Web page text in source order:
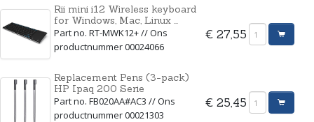
Rii mini i12 Wireless keyboard
for Windows, Mac, Linux ...
Part no. RT-MWK12+ // Ons
productnummer 00024066
€ 27,55
Replacement Pens (3-pack)
HP Ipaq 200 Serie
Part no. FB020AA#AC3 // Ons
productnummer 00021303
€ 25,45